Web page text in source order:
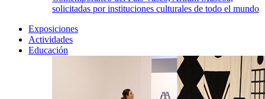
solicitadas por instituciones culturales de todo el mundo
Exposiciones
Actividades
Educación